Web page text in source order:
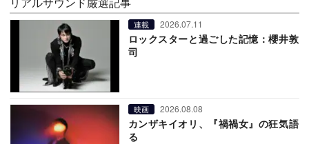
連載 2026.07.11
ロックスターと過ごした記憶：櫻井敦
司
映画 2026.08.08
カンザキイオリ、『禍禍女』の狂気語
る